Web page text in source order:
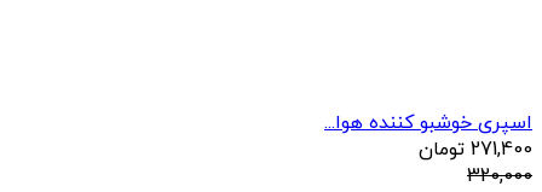
اسپری خوشبو کننده هوا...
271,400 تومان
320,000